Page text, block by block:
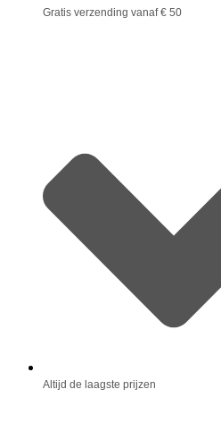
Gratis verzending vanaf € 50
Altijd de laagste prijzen